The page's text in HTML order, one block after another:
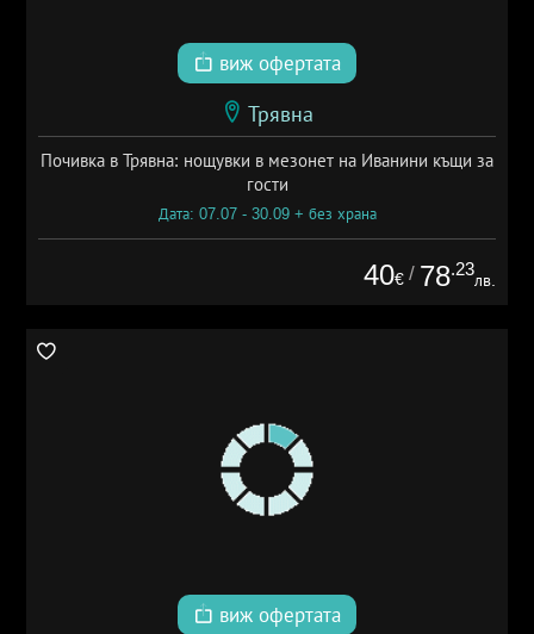
виж офертата
Трявна
Почивка в Трявна: нощувки в мезонет на Иванини къщи за
гости
Дата: 07.07 - 30.09 + без храна
40€ / 78.23
лв.
виж офертата